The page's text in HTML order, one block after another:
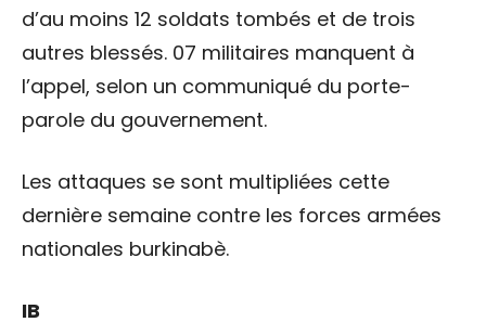
d’au moins 12 soldats tombés et de trois
autres blessés. 07 militaires manquent à
l’appel, selon un communiqué du porte-
parole du gouvernement.
Les attaques se sont multipliées cette
dernière semaine contre les forces armées
nationales burkinabè.
IB